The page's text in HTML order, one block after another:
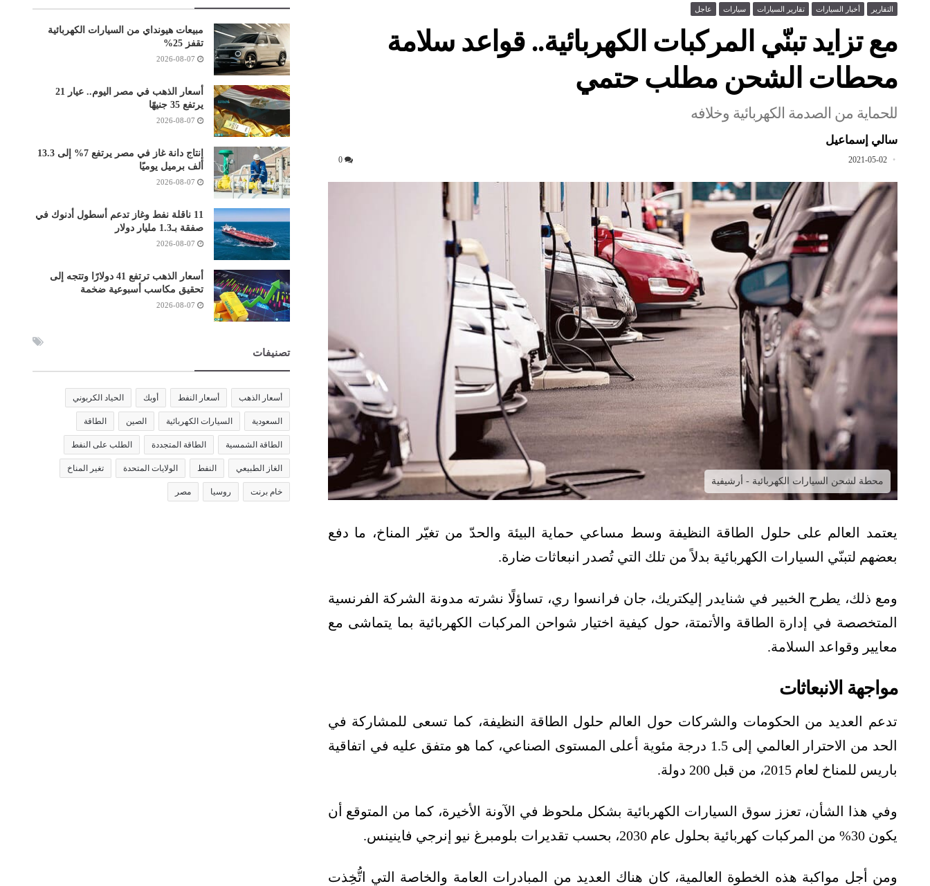
التقارير أخبار السيارات تقارير السيارات سيارات عاجل
مع تزايد تبنّي المركبات الكهربائية.. قواعد سلامة
محطات الشحن مطلب حتمي
للحماية من الصدمة الكهربائية وخلافه
سالي إسماعيل
2021-05-02
0
محطة لشحن السيارات الكهربائية - أرشيفية
يعتمد العالم على حلول الطاقة النظيفة وسط مساعي حماية البيئة والحدّ من تغيّر المناخ، ما دفع
بعضهم لتبنّي السيارات الكهربائية بدلاً من تلك التي تُصدر انبعاثات ضارة.
ومع ذلك، يطرح الخبير في شنايدر إليكتريك، جان فرانسوا ري، تساؤلًا نشرته مدونة الشركة الفرنسية
المتخصصة في إدارة الطاقة والأتمتة، حول كيفية اختيار شواحن المركبات الكهربائية بما يتماشى مع
معايير وقواعد السلامة.
مواجهة الانبعاثات
تدعم العديد من الحكومات والشركات حول العالم حلول الطاقة النظيفة، كما تسعى للمشاركة في
الحد من الاحترار العالمي إلى 1.5 درجة مئوية أعلى المستوى الصناعي، كما هو متفق عليه في اتفاقية
باريس للمناخ لعام 2015، من قبل 200 دولة.
وفي هذا الشأن، تعزز سوق السيارات الكهربائية بشكل ملحوظ في الآونة الأخيرة، كما من المتوقع أن
يكون 30% من المركبات كهربائية بحلول عام 2030، بحسب تقديرات بلومبرغ نيو إنرجي فاينينس.
ومن أجل مواكبة هذه الخطوة العالمية، كان هناك العديد من المبادرات العامة والخاصة التي اتُّخِذت
مبيعات هيونداي من السيارات الكهربائية
تقفز 25%
2026-08-07
أسعار الذهب في مصر اليوم.. عيار 21
يرتفع 35 جنيهًا
2026-08-07
إنتاج دانة غاز في مصر يرتفع 7% إلى 13.3
ألف برميل يوميًا
2026-08-07
11 ناقلة نفط وغاز تدعم أسطول أدنوك في
صفقة بـ1.3 مليار دولار
2026-08-07
أسعار الذهب ترتفع 41 دولارًا وتتجه إلى
تحقيق مكاسب أسبوعية ضخمة
2026-08-07
تصنيفات
أسعار الذهب أسعار النفط أوبك الحياد الكربوني
السعودية السيارات الكهربائية الصين الطاقة
الطاقة الشمسية الطاقة المتجددة الطلب على النفط
الغاز الطبيعي النفط الولايات المتحدة تغير المناخ
خام برنت روسيا مصر